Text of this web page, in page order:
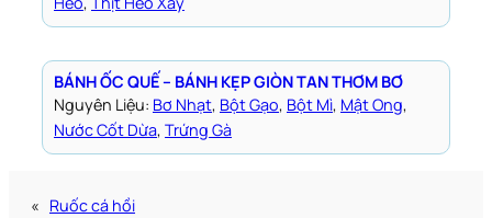
BÁNH ỐC QUẾ – BÁNH KẸP GIÒN TAN THƠM BƠ
Nguyên Liệu: Bơ Nhạt, Bột Gạo, Bột Mì, Mật Ong
Nước Cốt Dừa, Trứng Gà
« Ruốc cá hồi